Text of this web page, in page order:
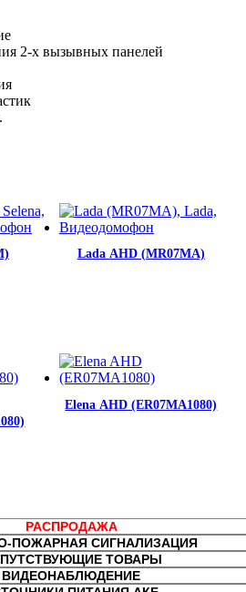
2-х вызывных панелей
Lada AHD (MR07MA)
Elena AHD (ER07MA1080)
РАСПРОДАЖА
ПОЖАРНАЯ СИГНАЛИЗАЦИЯ
ТОВАРЫ
ВИДЕОНАБЛЮДЕНИЕ